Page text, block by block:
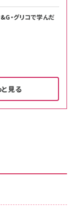
・グリコで学んだ
見る
号 No.2500増刊
ンタメの矜持／
5年 KLMEA128G
17 用 保護フィ
5年 KLMEA128G
ロゴ - クラ